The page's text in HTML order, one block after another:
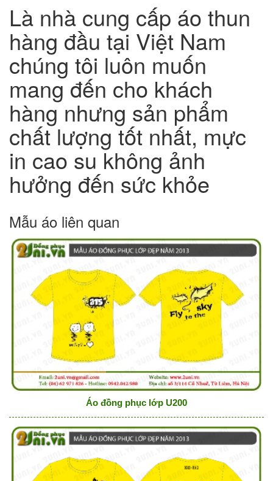
Là nhà cung cấp áo thun
hàng đầu tại Việt Nam
chúng tôi luôn muốn
mang đến cho khách
hàng nhưng sản phẩm
chất lượng tốt nhất, mực
in cao su không ảnh
hưởng đến sức khỏe
Mẫu áo liên quan
Áo đồng phục lớp U200